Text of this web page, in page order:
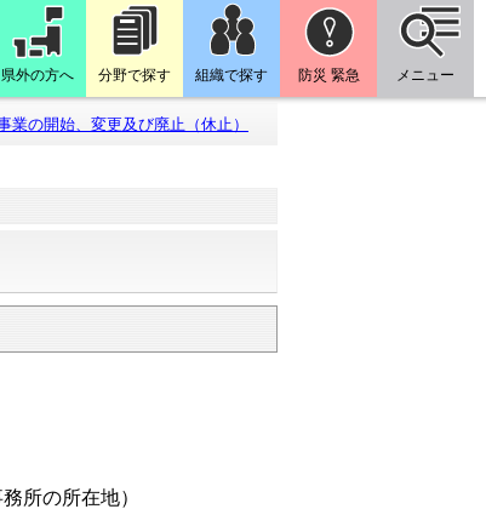
県外の方へ 分野で探す 組織で探す 防災 緊急 メニュー
業の開始、変更及び廃止（休止）
所の所在地）